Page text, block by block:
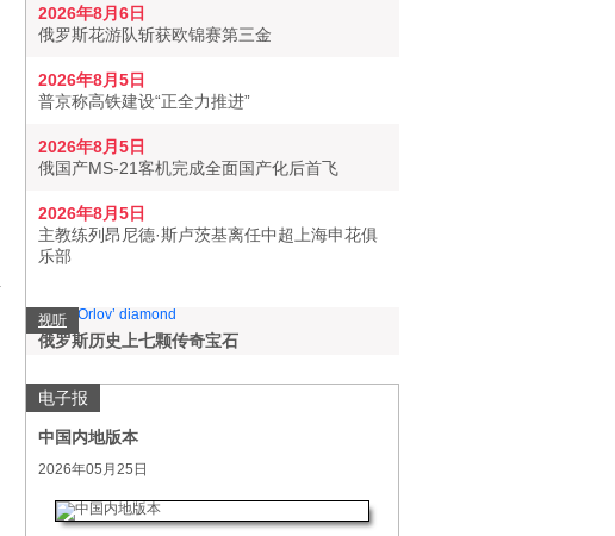
2026年8月6日
俄罗斯花游队斩获欧锦赛第三金
2026年8月5日
普京称高铁建设“正全力推进”
2026年8月5日
俄国产MS-21客机完成全面国产化后首飞
2026年8月5日
主教练列昂尼德·斯卢茨基离任中超上海申花俱
乐部
视听
俄罗斯历史上七颗传奇宝石
电子报
中国内地版本
2026年05月25日